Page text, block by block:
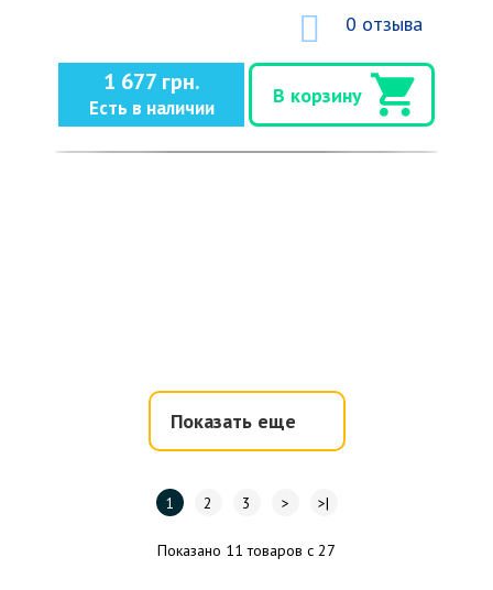
0 отзыва
1 677 грн.
Есть в наличии
В корзину
Показать еще
1 2 3 > >|
Показано 11 товаров с 27